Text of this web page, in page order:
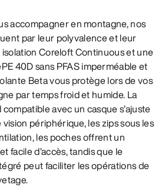
accompagner en montagne, nos
par leur polyvalence et leur
Coreloft Continuous et une
40D sans PFAS imperméable et
Beta vous protège lors de vos
par temps froid et humide. La
avec un casque s’ajuste
périphérique, les zips sous les
les poches offrent un
facile d’accès, tandis que le
peut faciliter les opérations de